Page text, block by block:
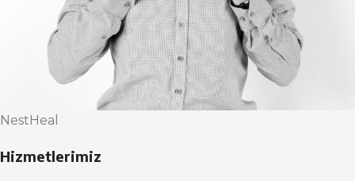
NestHeal
Hizmetlerimiz